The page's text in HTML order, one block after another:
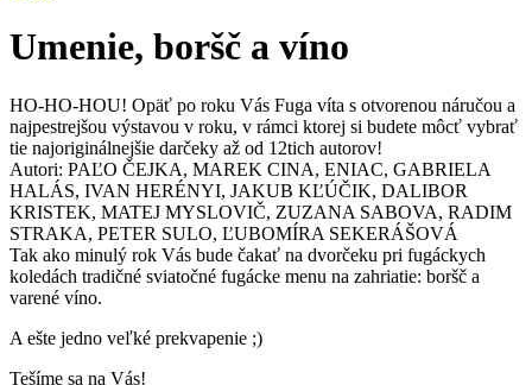
Umenie, boršč a víno
HO-HO-HOU! Opäť po roku Vás Fuga víta s otvorenou náručou a
najpestrejšou výstavou v roku, v rámci ktorej si budete môcť vybrať
tie najoriginálnejšie darčeky až od 12tich autorov!
Autori: PAĽO ČEJKA, MAREK CINA, ENIAC, GABRIELA
HALÁS, IVAN HERÉNYI, JAKUB KĽÚČIK, DALIBOR
KRISTEK, MATEJ MYSLOVIČ, ZUZANA SABOVA, RADIM
STRAKA, PETER SULO, ĽUBOMÍRA SEKERÁŠOVÁ
Tak ako minulý rok Vás bude čakať na dvorčeku pri fugáckych
koledách tradičné sviatočné fugácke menu na zahriatie: boršč a
varené víno.
A ešte jedno veľké prekvapenie ;)
Tešíme sa na Vás!